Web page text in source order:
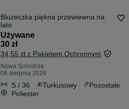
Bluzeczka piękna przewiewna na
lato
Używane
30 zł
34,55 zł z Pakietem Ochronnym
Nowa Schodnia
06 sierpnia 2026
S / 36 Turkusowy
Pozostałe
Poliester